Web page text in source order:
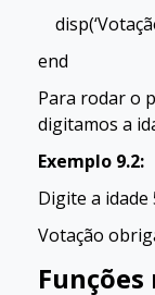
end
Para rodar o
digitamos a
Exemplo 9.2:
Digite a idade
Votação
Funções